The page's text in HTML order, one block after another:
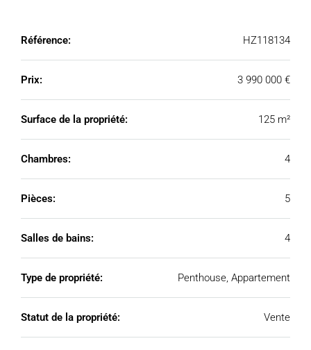
Référence: HZ118134
Prix: 3 990 000 €
Surface de la propriété: 125 m²
Chambres: 4
Pièces: 5
Salles de bains: 4
Type de propriété: Penthouse, Appartement
Statut de la propriété: Vente